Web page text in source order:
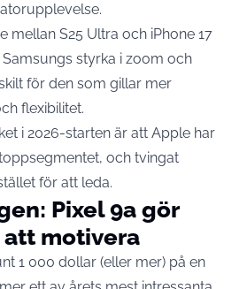
mellan S25 Ultra och iPhone 17
styrka i zoom och
för den som gillar mer
flexibilitet.
i 2026-starten är att Apple har
och tvingat
för att leda.
Pixel 9a gör
att motivera
1 000 dollar (eller mer) på en